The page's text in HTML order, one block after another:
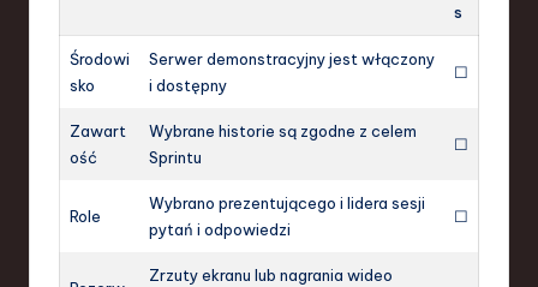
s
Środowi
sko
Serwer demonstracyjny jest włączony
i dostępny
☐
Zawart
ość
Wybrane historie są zgodne z celem
Sprintu
☐
Role
Wybrano prezentującego i lidera sesji
pytań i odpowiedzi
☐
Zrzuty ekranu lub nagrania wideo